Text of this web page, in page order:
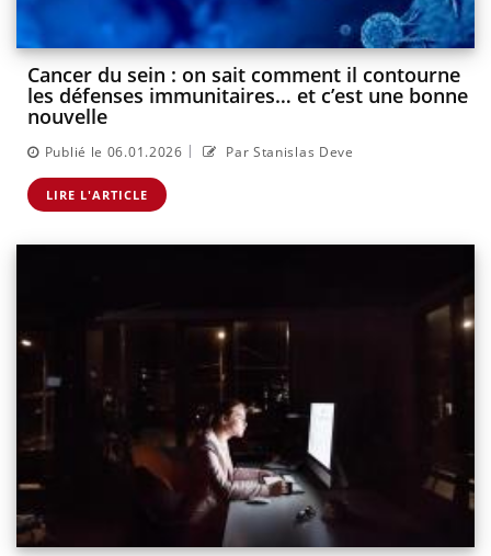
Cancer du sein : on sait comment il contourne
les défenses immunitaires… et c’est une bonne
nouvelle
Publié le 06.01.2026 | Par Stanislas Deve
LIRE L'ARTICLE